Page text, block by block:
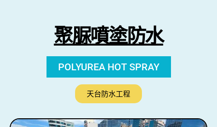
聚脲噴塗防水
POLYUREA HOT SPRAY
天台防水工程